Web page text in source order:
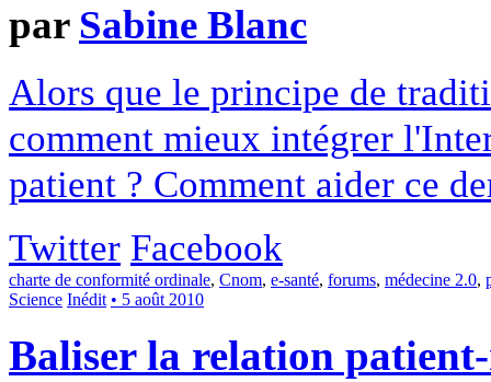
par Sabine Blanc
Alors que le principe de
comment mieux intégrer
patient ? Comment aider ce
Twitter Facebook
charte de conformité ordinale, Cnom, e-santé, forums, médecine 2.0,
Science Inédit • 5 août 2010
Baliser la relation